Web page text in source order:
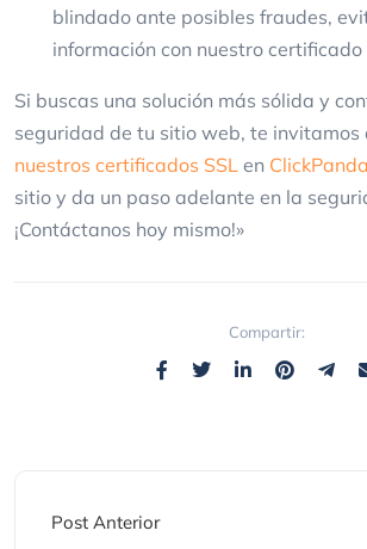
blindado ante posibles fraudes,
información con nuestro certificado
Si buscas una solución más sólida y
seguridad de tu sitio web, te invitamos
nuestros certificados SSL en
sitio y da un paso adelante en la
¡Contáctanos hoy mismo!»
Compartir:
Post Anterior